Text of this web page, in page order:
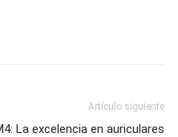
Artículo siguiente
La excelencia en auriculares